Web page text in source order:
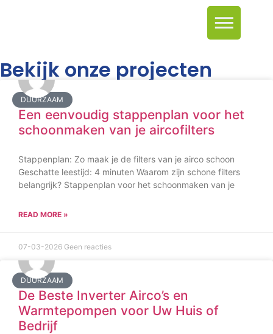
Bekijk onze projecten
DUURZAAM
Een eenvoudig stappenplan voor het
schoonmaken van je aircofilters
Stappenplan: Zo maak je de filters van je airco schoon
Geschatte leestijd: 4 minuten Waarom zijn schone filters
belangrijk? Stappenplan voor het schoonmaken van je
READ MORE »
07-03-2026 Geen reacties
DUURZAAM
De Beste Inverter Airco’s en
Warmtepompen voor Uw Huis of
Bedrijf